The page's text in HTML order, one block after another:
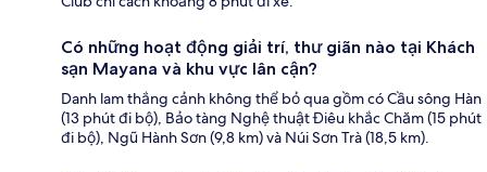
Có những hoạt động giải trí, thư giãn nào tại Khách
sạn Mayana và khu vực lân cận?
Danh lam thắng cảnh không thể bỏ qua gồm có Cầu sông Hàn
(13 phút đi bộ), Bảo tàng Nghệ thuật Điêu khắc Chăm (15 phút
đi bộ), Ngũ Hành Sơn (9,8 km) và Núi Sơn Trà (18,5 km).